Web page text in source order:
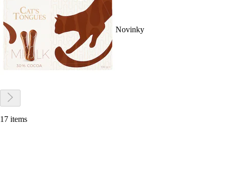
Novinky
17 items